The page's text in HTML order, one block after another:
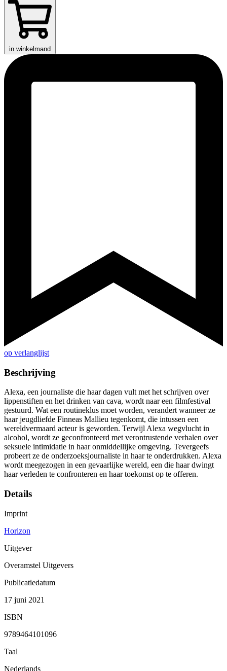
in winkelmand
op verlanglijst
Beschrijving
Alexa, een journaliste die haar dagen vult met het schrijven over
lippenstiften en het drinken van cava, wordt naar een filmfestival
gestuurd. Wat een routineklus moet worden, verandert wanneer ze
haar jeugdliefde Finneas Mallieu tegenkomt, die intussen een
wereldvermaard acteur is geworden. Terwijl Alexa wegvlucht in
alcohol, wordt ze geconfronteerd met verontrustende verhalen over
seksuele intimidatie in haar onmiddellijke omgeving. Tevergeefs
probeert ze de onderzoeksjournaliste in haar te onderdrukken. Alexa
wordt meegezogen in een gevaarlijke wereld, een die haar dwingt
haar verleden te confronteren en haar toekomst op te offeren.
Details
Imprint
Horizon
Uitgever
Overamstel Uitgevers
Publicatiedatum
17 juni 2021
ISBN
9789464101096
Taal
Nederlands